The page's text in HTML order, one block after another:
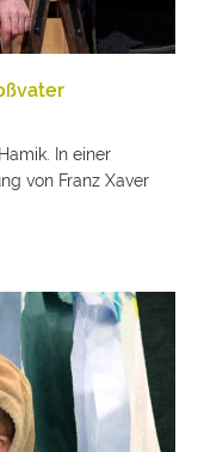
In einer
von Franz Xaver